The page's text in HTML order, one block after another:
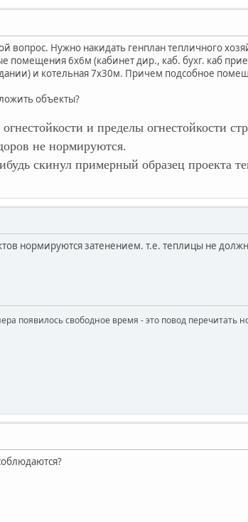
вопрос. Нужно накидать генплан тепличного
помещения 6х6м (кабинет дир., каб. бухг. каб
и котельная 7х30м. Причем подсобное
объекты?
и пределы огнестойкости
не нормируются.
скинул примерный образец проекта
нормируются затенением. т.е. теплицы не
появилось свободное время - это повод перечитать